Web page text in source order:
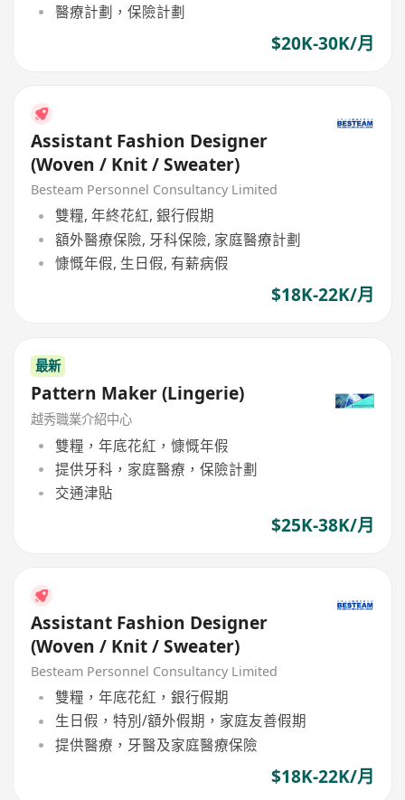
醫療計劃，保險計劃
$20K-30K/月
Assistant Fashion Designer
(Woven / Knit / Sweater)
Besteam Personnel Consultancy Limited
雙糧, 年終花紅, 銀行假期
額外醫療保險, 牙科保險, 家庭醫療計劃
慷慨年假, 生日假, 有薪病假
$18K-22K/月
最新
Pattern Maker (Lingerie)
越秀職業介紹中心
雙糧，年底花紅，慷慨年假
提供牙科，家庭醫療，保險計劃
交通津貼
$25K-38K/月
Assistant Fashion Designer
(Woven / Knit / Sweater)
Besteam Personnel Consultancy Limited
雙糧，年底花紅，銀行假期
生日假，特別/額外假期，家庭友善假期
提供醫療，牙醫及家庭醫療保險
$18K-22K/月